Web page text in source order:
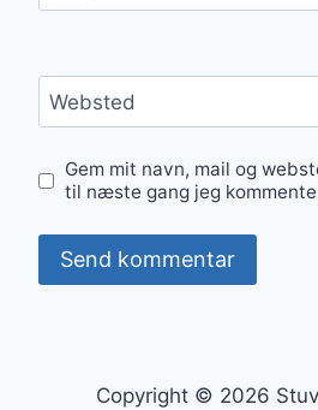
Websted
Gem mit navn, mail og
til næste gang jeg
Copyright © 2026